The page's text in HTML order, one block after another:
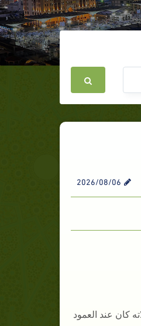
2026/08/06
كان عند العمود